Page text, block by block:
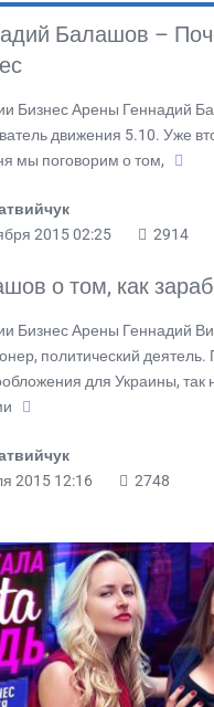
Балашов –
Бизнес Арены Геннадий
движения 5.10. Уже
мы поговорим о том,
2015 02:25
2914
о том, как
Бизнес Арены Геннадий
политический
для Украины,
2015 12:16
2748